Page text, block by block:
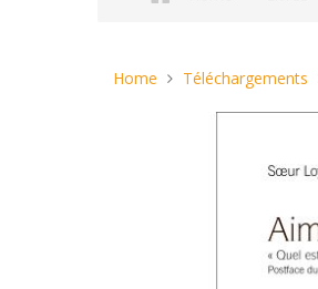
You
Home Téléchargements